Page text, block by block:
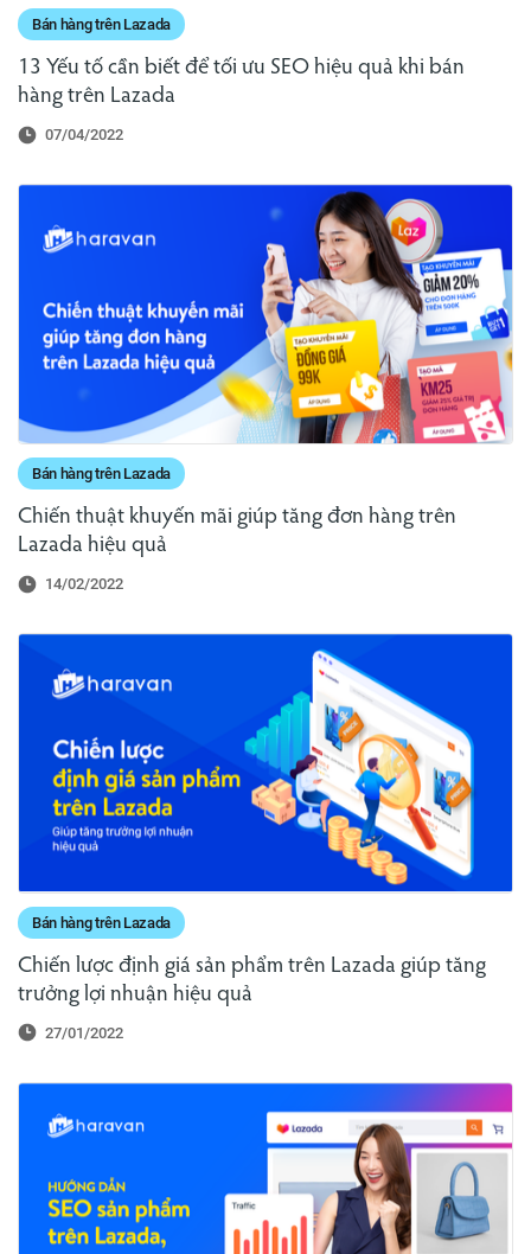
Bán hàng trên Lazada
13 Yếu tố cần biết để tối ưu SEO hiệu quả khi bán
hàng trên Lazada
07/04/2022
Bán hàng trên Lazada
Chiến thuật khuyến mãi giúp tăng đơn hàng trên
Lazada hiệu quả
14/02/2022
Bán hàng trên Lazada
Chiến lược định giá sản phẩm trên Lazada giúp tăng
trưởng lợi nhuận hiệu quả
27/01/2022